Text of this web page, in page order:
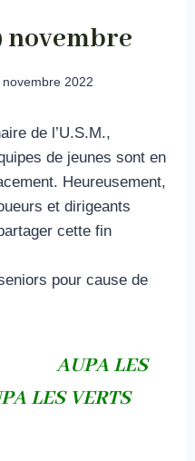
novembre
novembre 2022
de l’U.S.M.,
de jeunes sont en
Heureusement,
et dirigeants
cette fin
pour cause de
AUPA LES
VERTS